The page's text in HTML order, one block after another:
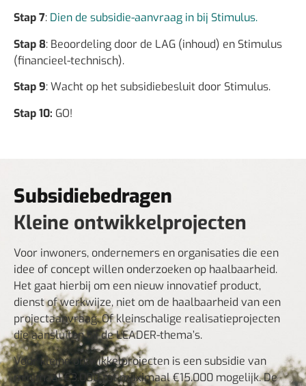
Stap 7: Dien de subsidie-aanvraag in bij Stimulus.
Stap 8: Beoordeling door de LAG (inhoud) en Stimulus
(financieel-technisch).
Stap 9: Wacht op het subsidiebesluit door Stimulus.
Stap 10: GO!
Subsidiebedragen
Kleine ontwikkelprojecten
Voor inwoners, ondernemers en organisaties die een
idee of concept willen onderzoeken op haalbaarheid.
Het gaat hierbij om een nieuw innovatief product,
dienst of werkwijze, niet om de haalbaarheid van een
projectaanvraag. Of kleinschalige realisatieprojecten
die aansluiten bij de LEADER-thema’s.
Voor kleine ontwikkelprojecten is een subsidie van
minimaal €3.000 tot maximaal €15.000 mogelijk. De